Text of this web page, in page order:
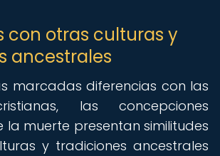
con otras culturas y
ancestrales
marcadas diferencias con las
las concepciones
la muerte presentan similitudes
y tradiciones ancestrales